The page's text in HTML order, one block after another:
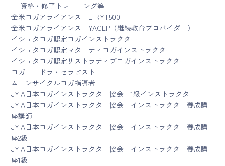
---資格・修了トレーニング等---
全米ヨガアライアンス E-RYT500
全米ヨガアライアンス YACEP（継続教育プロバイダー）
イシュタヨガ認定ヨガインストラクター
イシュタヨガ認定マタニティヨガインストラクター
イシュタヨガ認定リストラティブヨガインストラクター
ヨガニードラ・セラピスト
ムーンサイクルヨガ指導者
JYIA日本ヨガインストラクター協会 1級インストラクター
JYIA日本ヨガインストラクター協会 インストラクター養成講
座講師
JYIA日本ヨガインストラクター協会 インストラクター養成講
座2級
JYIA日本ヨガインストラクター協会 インストラクター養成講
座1級